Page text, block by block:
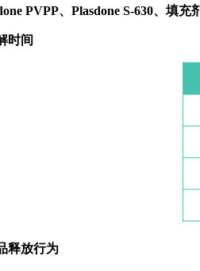
PVPP、Plasdone S-630、填充
时间
释放行为